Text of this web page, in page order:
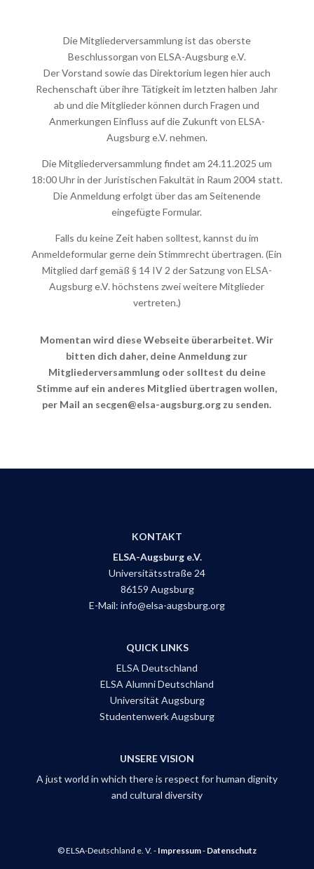
Die Mitgliederversammlung ist das oberste
Beschlussorgan von ELSA-Augsburg e.V.
Der Vorstand sowie das Direktorium legen hier auch
Rechenschaft über ihre Tätigkeit im letzten halben Jahr
ab und die Mitglieder können durch Fragen und
Anmerkungen Einfluss auf die Zukunft von ELSA-
Augsburg e.V. nehmen.
Die Mitgliederversammlung findet am 24.11.2025 um
18:00 Uhr in der Juristischen Fakultät in Raum 2004 statt.
Die Anmeldung erfolgt über das am Seitenende
eingefügte Formular.
Falls du keine Zeit haben solltest, kannst du im
Anmeldeformular gerne dein Stimmrecht übertragen. (Ein
Mitglied darf gemäß § 14 IV 2 der Satzung von ELSA-
Augsburg e.V. höchstens zwei weitere Mitglieder
vertreten.)
Momentan wird diese Webseite überarbeitet. Wir
bitten dich daher, deine Anmeldung zur
Mitgliederversammlung oder solltest du deine
Stimme auf ein anderes Mitglied übertragen wollen,
per Mail an secgen@elsa-augsburg.org zu senden.
KONTAKT
ELSA-Augsburg e.V.
Universitätsstraße 24
86159 Augsburg
E-Mail: info@elsa-augsburg.org
QUICK LINKS
ELSA Deutschland
ELSA Alumni Deutschland
Universität Augsburg
Studentenwerk Augsburg
UNSERE VISION
A just world in which there is respect for human dignity
and cultural diversity
© ELSA-Deutschland e. V. - Impressum- Datenschutz